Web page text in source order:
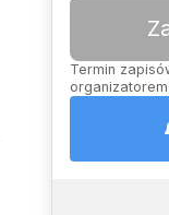
Termin